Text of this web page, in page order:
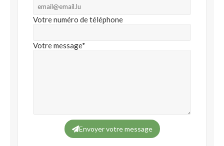
Votre numéro de téléphone
Votre message*
Envoyer votre message